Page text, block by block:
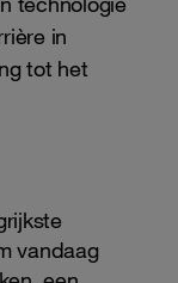
in
tot het
vandaag